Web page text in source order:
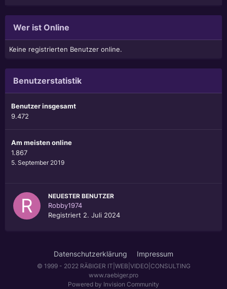
Wer ist Online
Keine registrierten Benutzer online.
Benutzerstatistik
Benutzer insgesamt
9.472
Am meisten online
1.867
5. September 2019
NEUESTER BENUTZER
Robby1974
Registriert 2. Juli 2024
Datenschutzerklärung Impressum
© 1999 - 2022 RÄBIGER IT|WEB|VIDEO|CONSULTING
www.raebiger.pro
Powered by Invision Community